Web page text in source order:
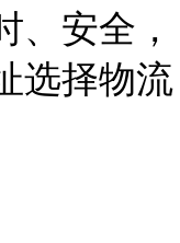
、安全，
选择物流